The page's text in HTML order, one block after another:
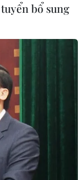
TP. Hà Nội
bổ sung